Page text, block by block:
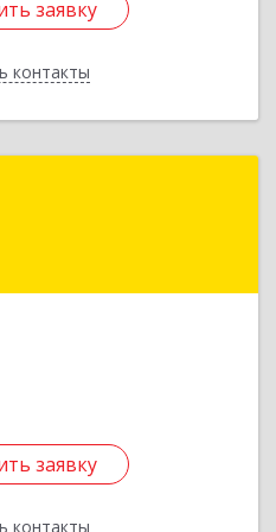
заявку
контакты
заявку
заявку
контакты
Орск г, Строителей
заявку